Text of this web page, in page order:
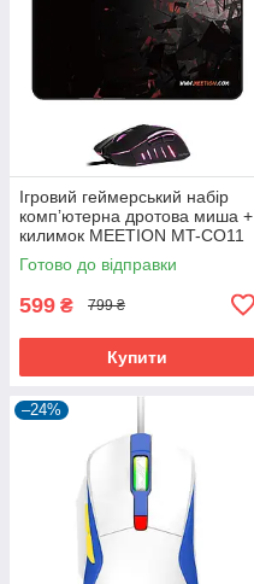
Ігровий геймерський набір
компʼютерна дротова миша +
килимок MEETION MT-CO11
RGB 6400 DP
Готово до відправки
599 ₴ 799 ₴
Купити
–24%